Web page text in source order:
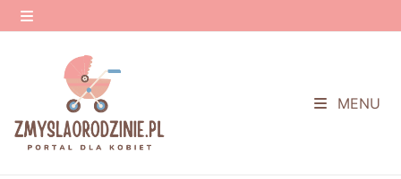
Przejdź
do
MENU
MENU